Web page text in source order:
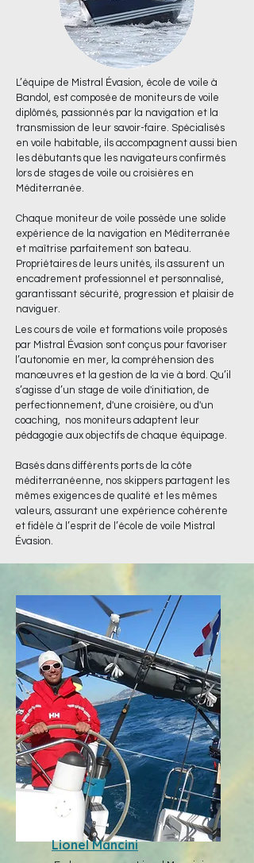
L’équipe de Mistral Évasion, école de voile à
Bandol, est composée de moniteurs de voile
diplômés, passionnés par la navigation et la
transmission de leur savoir-faire. Spécialisés
en voile habitable, ils accompagnent aussi bien
les débutants que les navigateurs confirmés
lors de stages de voile ou croisières en
Méditerranée.
Chaque moniteur de voile possède une solide
expérience de la navigation en Méditerranée
et maîtrise parfaitement son bateau.
Propriétaires de leurs unités, ils assurent un
encadrement professionnel et personnalisé,
garantissant sécurité, progression et plaisir de
naviguer.
Les cours de voile et formations voile proposés
par Mistral Évasion sont conçus pour favoriser
l’autonomie en mer, la compréhension des
manœuvres et la gestion de la vie à bord. Qu’il
s’agisse d’un stage de voile d'initiation, de
perfectionnement, d'une croisière, ou d'un
coaching, nos moniteurs adaptent leur
pédagogie aux objectifs de chaque équipage.
Basés dans différents ports de la côte
méditerranéenne, nos skippers partagent les
mêmes exigences de qualité et les mêmes
valeurs, assurant une expérience cohérente
et fidèle à l’esprit de l’école de voile Mistral
Évasion.
Lionel Mancini